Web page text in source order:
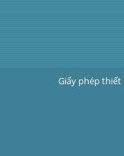
Giấy phép thiết